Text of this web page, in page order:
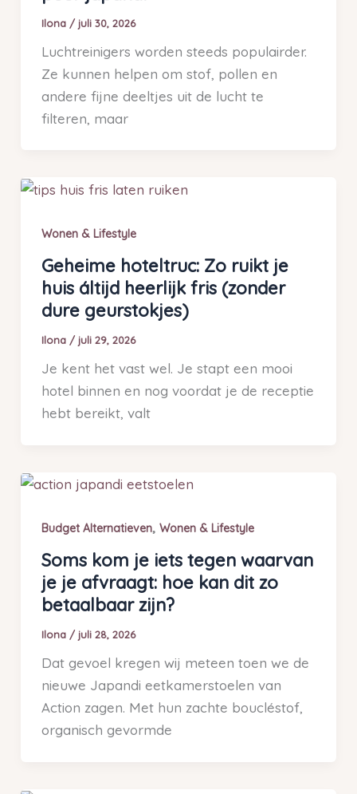
Ilona / juli 30, 2026
Luchtreinigers worden steeds populairder.
Ze kunnen helpen om stof, pollen en
andere fijne deeltjes uit de lucht te
filteren, maar
Wonen & Lifestyle
Geheime hoteltruc: Zo ruikt je
huis áltijd heerlijk fris (zonder
dure geurstokjes)
Ilona / juli 29, 2026
Je kent het vast wel. Je stapt een mooi
hotel binnen en nog voordat je de receptie
hebt bereikt, valt
Budget Alternatieven, Wonen & Lifestyle
Soms kom je iets tegen waarvan
je je afvraagt: hoe kan dit zo
betaalbaar zijn?
Ilona / juli 28, 2026
Dat gevoel kregen wij meteen toen we de
nieuwe Japandi eetkamerstoelen van
Action zagen. Met hun zachte boucléstof,
organisch gevormde